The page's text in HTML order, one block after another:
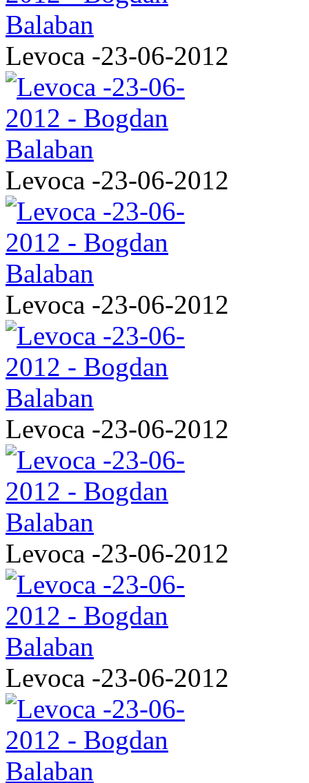
Levoca -23-06-2012
Levoca -23-06-2012
Levoca -23-06-2012
Levoca -23-06-2012
Levoca -23-06-2012
Levoca -23-06-2012